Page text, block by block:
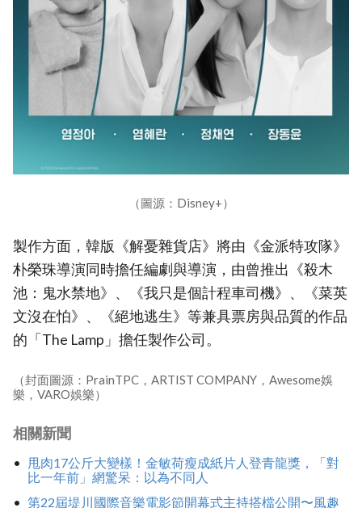
（圖源：Disney+）
製作方面，韓版《解憂雜貨店》將由《金派特攻隊》
朴榮珠導演同時擔任編劇與導演，由曾推出《殺木
池：鬼水禁地》、《我只是個計程車司機》、《菜英
文沒在怕》、《絕地逃生》等兼具票房與品質的作品
的「The Lamp」擔任製作公司。
（封面圖源：PrainTPC，ARTIST COMPANY，Awesome娛
樂，VARO娛樂）
相關新聞
甩肉17公斤大變樣！金敏荷瘦成紙片人登青龍獎，「對
比一年前」網驚呆：以為不同人
第22屆堤川國際音樂電影節開幕式主持搭檔公開〜風趣